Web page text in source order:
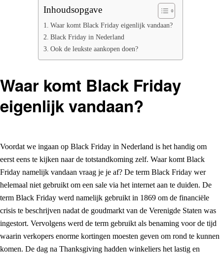
Inhoudsopgave
Waar komt Black Friday eigenlijk vandaan?
Black Friday in Nederland
Ook de leukste aankopen doen?
Waar komt Black Friday
eigenlijk vandaan?
Voordat we ingaan op Black Friday in Nederland is het handig om
eerst eens te kijken naar de totstandkoming zelf. Waar komt Black
Friday namelijk vandaan vraag je je af? De term Black Friday wer
helemaal niet gebruikt om een sale via het internet aan te duiden. De
term Black Friday werd namelijk gebruikt in 1869 om de financiële
crisis te beschrijven nadat de goudmarkt van de Verenigde Staten was
ingestort. Vervolgens werd de term gebruikt als benaming voor de tijd
waarin verkopers enorme kortingen moesten geven om rond te kunnen
komen. De dag na Thanksgiving hadden winkeliers het lastig en